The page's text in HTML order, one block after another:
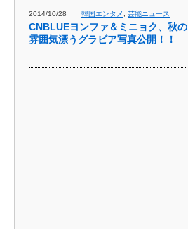
2014/10/28 韓国エンタメ , 芸能ニュース
CNBLUEヨンファ＆ミニョク、秋の
雰囲気漂うグラビア写真公開！！